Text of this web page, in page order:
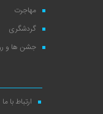
مهاجرت
گردشگری
جشن ها و
ارتباط با ما